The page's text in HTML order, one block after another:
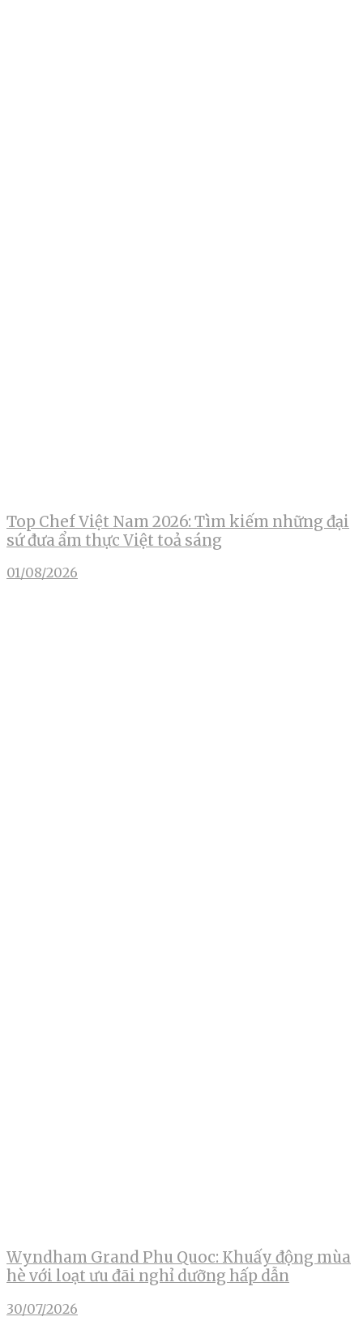
Top Chef Việt Nam 2026: Tìm kiếm những đại
sứ đưa ẩm thực Việt toả sáng
01/08/2026
Wyndham Grand Phu Quoc: Khuấy động mùa
hè với loạt ưu đãi nghỉ dưỡng hấp dẫn
30/07/2026